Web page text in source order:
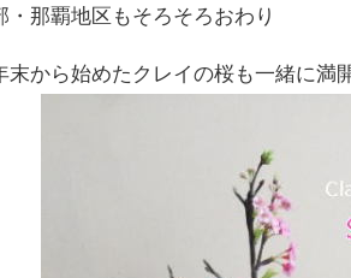
・那覇地区もそろそろおわり
末から始めたクレイの桜も一緒に満